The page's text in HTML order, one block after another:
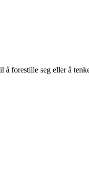
forestille seg eller å